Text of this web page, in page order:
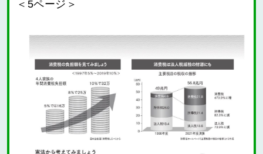
＜5ページ＞